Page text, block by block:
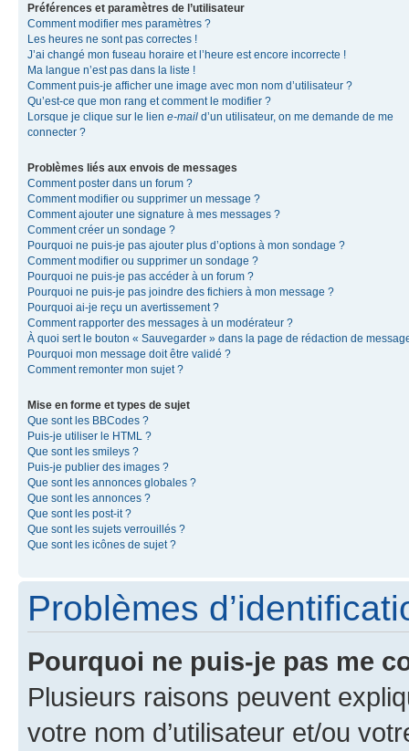
Préférences et paramètres de l’utilisateur
Comment modifier mes paramètres ?
Les heures ne sont pas correctes !
J’ai changé mon fuseau horaire et l’heure est encore incorrecte !
Ma langue n’est pas dans la liste !
Comment puis-je afficher une image avec mon nom d’utilisateur ?
Qu’est-ce que mon rang et comment le modifier ?
Lorsque je clique sur le lien e-mail d’un utilisateur, on me demande de me
connecter ?
Problèmes liés aux envois de messages
Comment poster dans un forum ?
Comment modifier ou supprimer un message ?
Comment ajouter une signature à mes messages ?
Comment créer un sondage ?
Pourquoi ne puis-je pas ajouter plus d’options à mon sondage ?
Comment modifier ou supprimer un sondage ?
Pourquoi ne puis-je pas accéder à un forum ?
Pourquoi ne puis-je pas joindre des fichiers à mon message ?
Pourquoi ai-je reçu un avertissement ?
Comment rapporter des messages à un modérateur ?
À quoi sert le bouton « Sauvegarder » dans la page de rédaction de
Pourquoi mon message doit être validé ?
Comment remonter mon sujet ?
Mise en forme et types de sujet
Que sont les BBCodes ?
Puis-je utiliser le HTML ?
Que sont les smileys ?
Puis-je publier des images ?
Que sont les annonces globales ?
Que sont les annonces ?
Que sont les post-it ?
Que sont les sujets verrouillés ?
Que sont les icônes de sujet ?
Problèmes
Pourquoi ne puis-je pas me
Plusieurs raisons peuvent
votre nom d’utilisateur et/ou